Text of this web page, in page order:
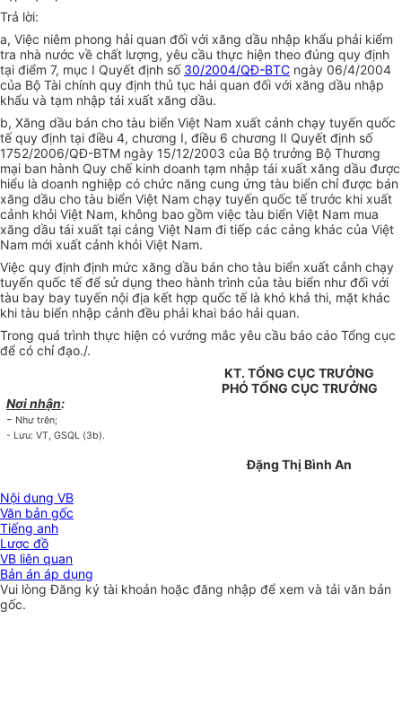
Trả lời:
a, Việc niêm phong hải quan đối với xăng dầu nhập khẩu phải kiểm
tra nhà nước về chất lượng, yêu cầu thực hiện theo đúng quy định
tại điểm 7, mục I Quyết định số 30/2004/QĐ-BTC ngày 06/4/2004
của Bộ Tài chính quy định thủ tục hải quan đối với xăng dầu nhập
khẩu và tạm nhập tái xuất xăng dầu.
b, Xăng dầu bán cho tàu biển Việt Nam xuất cảnh chạy tuyến quốc
tế quy định tại điều 4, chương I, điều 6 chương II Quyết định số
1752/2006/QĐ-BTM ngày 15/12/2003 của Bộ trưởng Bộ Thương
mại ban hành Quy chế kinh doanh tạm nhập tái xuất xăng dầu được
hiểu là doanh nghiệp có chức năng cung ứng tàu biển chỉ được bán
xăng dầu cho tàu biển Việt Nam chạy tuyến quốc tế trước khi xuất
cảnh khỏi Việt Nam, không bao gồm việc tàu biển Việt Nam mua
xăng dầu tái xuất tại cảng Việt Nam đi tiếp các cảng khác của Việt
Nam mới xuất cảnh khỏi Việt Nam.
Việc quy định định mức xăng dầu bán cho tàu biển xuất cảnh chạy
tuyến quốc tế để sử dụng theo hành trình của tàu biển như đối với
tàu bay bay tuyến nội địa kết hợp quốc tế là khó khả thi, mặt khác
khi tàu biển nhập cảnh đều phải khai báo hải quan.
Trong quá trình thực hiện có vướng mắc yêu cầu báo cáo Tổng cục
để có chỉ đạo./.
Nơi nhận:
- Như trên;
- Lưu: VT, GSQL (3b).
KT. TỔNG CỤC TRƯỞNG
PHÓ TỔNG CỤC TRƯỞNG
Đặng Thị Bình An
Nội dung VB
Văn bản gốc
Tiếng anh
Lược đồ
VB liên quan
Bản án áp dụng
Vui lòngĐăng ký tài khoản hoặc đăng nhập để xem và tải văn bản
gốc.